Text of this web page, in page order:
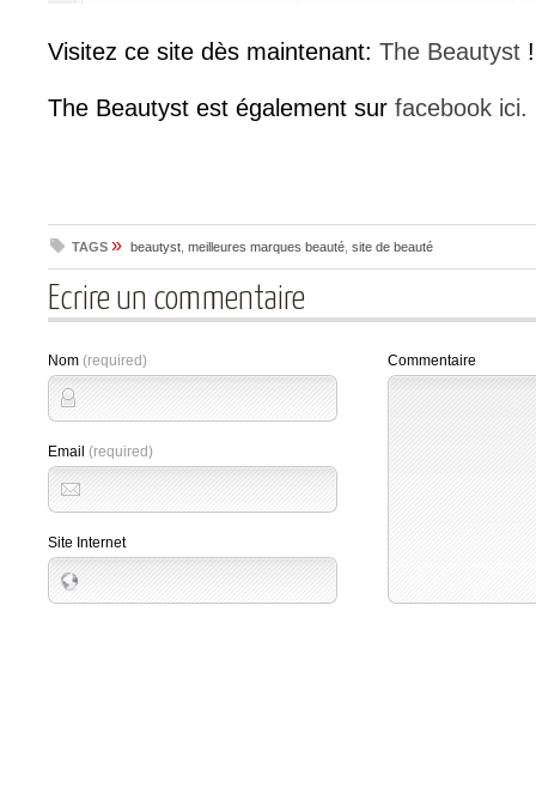
Visitez ce site dès maintenant: The Beautyst !
The Beautyst est également sur facebook ici.
TAGS » beautyst meilleures marques beauté site de beauté
Ecrire un commentaire
Nom (required)
Email (required)
Site Internet
Commentaire